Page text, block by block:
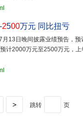
2500万元 同比扭亏
月13日晚间披露业绩预告，
计2000万元至2500万元，
> 跳转 页